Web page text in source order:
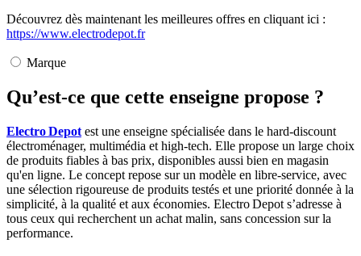
Découvrez dès maintenant les meilleures offres en cliquant ici :
https://www.electrodepot.fr
Marque
Qu’est-ce que cette enseigne propose ?
Electro Depot est une enseigne spécialisée dans le hard-discount
électroménager, multimédia et high-tech. Elle propose un large choix
de produits fiables à bas prix, disponibles aussi bien en magasin
qu'en ligne. Le concept repose sur un modèle en libre-service, avec
une sélection rigoureuse de produits testés et une priorité donnée à la
simplicité, à la qualité et aux économies. Electro Depot s’adresse à
tous ceux qui recherchent un achat malin, sans concession sur la
performance.